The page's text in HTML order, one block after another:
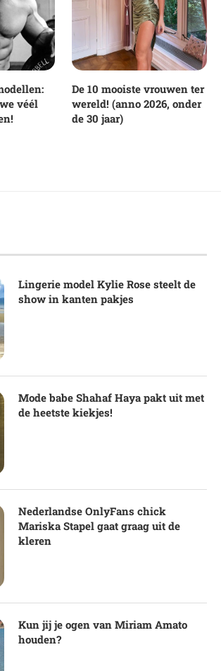
véél
De 10 mooiste vrouwen ter
wereld! (anno 2026, onder
de 30 jaar)
Lingerie model Kylie Rose steelt de
show in kanten pakjes
Mode babe Shahaf Haya pakt uit met
de heetste kiekjes!
Nederlandse OnlyFans chick
Mariska Stapel gaat graag uit de
kleren
Kun jij je ogen van Miriam Amato
houden?